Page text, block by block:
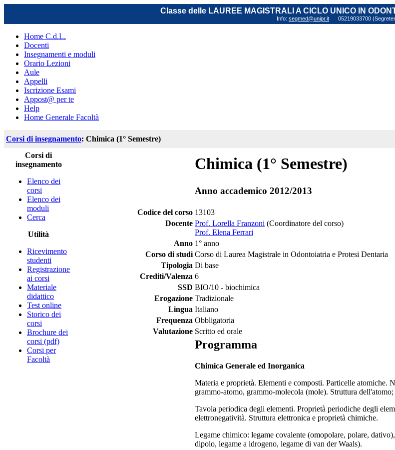
Classe delle LAUREE MAGISTRALI A CICLO UNICO IN
Info: segmed@unipr.it 05219033700
Home C.d.L.
Docenti
Insegnamenti e moduli
Orario Lezioni
Aule
Appelli
Iscrizione Esami
Appost@ per te
Help
Home Generale Facoltà
Corsi di insegnamento: Chimica (1° Semestre)
Corsi di
insegnamento
Elenco dei
corsi
Elenco dei
moduli
Cerca
Utilità
Ricevimento
studenti
Registrazione
ai corsi
Materiale
didattico
Test online
Storico dei
corsi
Brochure dei
corsi (pdf)
Corsi per
Facoltà
Chimica (1° Semestre)
Anno accademico 2012/2013
Codice del corso 13103
Docente Prof. Lorella Franzoni (Coordinatore del corso)
Prof. Elena Ferrari
Anno 1° anno
Corso di studi Corso di Laurea Magistrale in Odontoiatria e Protesi Dentaria
Tipologia Di base
Crediti/Valenza 6
SSD BIO/10 - biochimica
Erogazione Tradizionale
Lingua Italiano
Frequenza Obbligatoria
Valutazione Scritto ed orale
Programma
Chimica Generale ed Inorganica
Materia e proprietà. Elementi e composti. Particelle atomiche.
grammo-atomo, grammo-molecola (mole). Struttura
Tavola periodica degli elementi. Proprietà periodiche degli
elettronegatività. Struttura elettronica e proprietà chimiche.
Legame chimico: legame covalente (omopolare, polare,
dipolo, legame a idrogeno, legame di van der Waals).